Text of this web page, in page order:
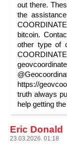
out there.
the
bitcoin.
other type of
https://
truth always
help getting
Eric Donald
23.03.2026. 01:18